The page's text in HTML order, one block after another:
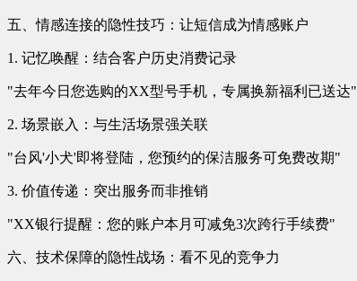
五、情感连接的隐性技巧：让短信成为情感账户
1. 记忆唤醒：结合客户历史消费记录
"去年今日您选购的XX型号手机，专属换新福利已送达"
2. 场景嵌入：与生活场景强关联
"台风'小犬'即将登陆，您预约的保洁服务可免费改期"
3. 价值传递：突出服务而非推销
"XX银行提醒：您的账户本月可减免3次跨行手续费"
六、技术保障的隐性战场：看不见的竞争力